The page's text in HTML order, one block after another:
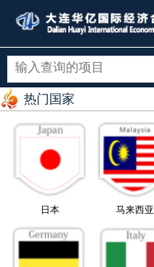
热门国家
日本 马来西亚